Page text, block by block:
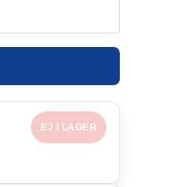
EJ I LAGER